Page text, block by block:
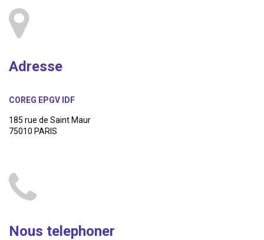
Adresse
COREG EPGV IDF
185 rue de Saint Maur
75010 PARIS
Nous telephoner